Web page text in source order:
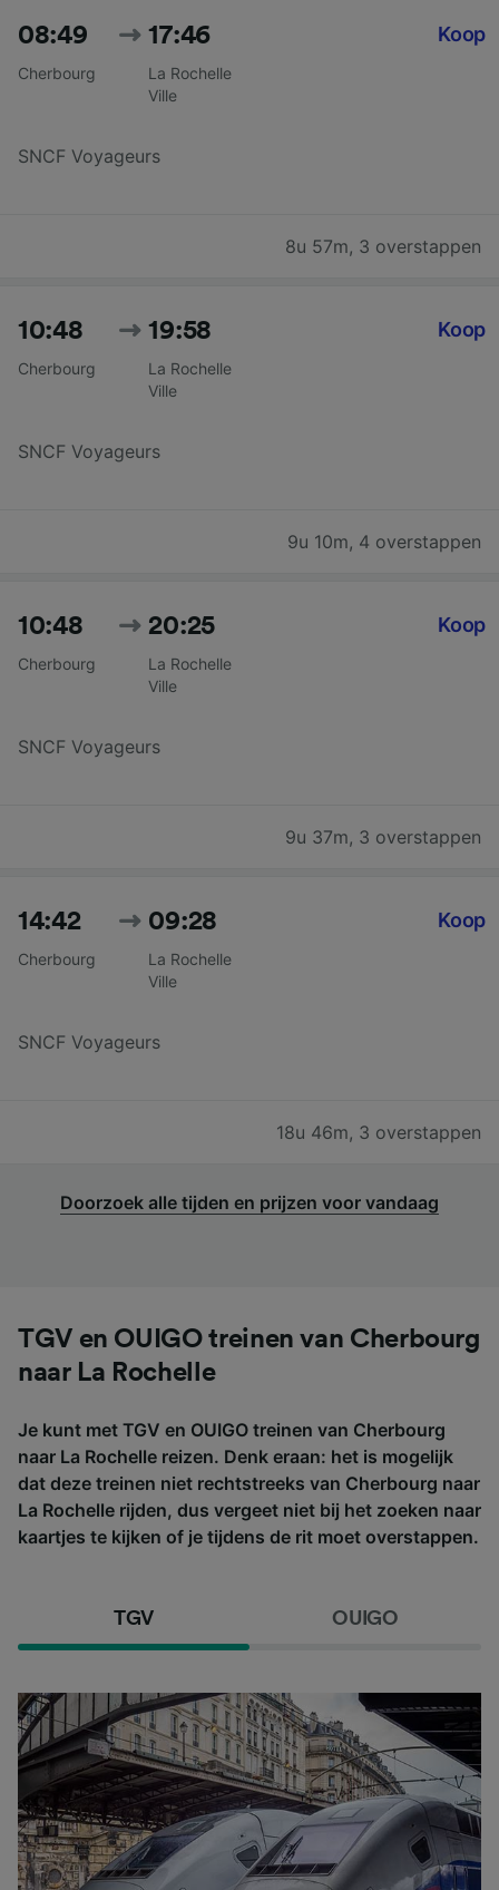
08:49
Cherbourg
17:46
La Rochelle
Ville
SNCF Voyageurs
Koop
8u 57m, 3 overstappen
10:48
Cherbourg
19:58
La Rochelle
Ville
SNCF Voyageurs
Koop
9u 10m, 4 overstappen
10:48
Cherbourg
20:25
La Rochelle
Ville
SNCF Voyageurs
Koop
9u 37m, 3 overstappen
14:42
Cherbourg
09:28
La Rochelle
Ville
SNCF Voyageurs
Koop
18u 46m, 3 overstappen
Doorzoek alle tijden en prijzen voor vandaag
TGV en OUIGO treinen van Cherbourg
naar La Rochelle
Je kunt met TGV en OUIGO treinen van Cherbourg
naar La Rochelle reizen. Denk eraan: het is mogelijk
dat deze treinen niet rechtstreeks van Cherbourg naar
La Rochelle rijden, dus vergeet niet bij het zoeken naar
kaartjes te kijken of je tijdens de rit moet overstappen.
TGV OUIGO